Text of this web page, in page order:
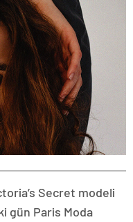
Secret modeli
gün Paris Moda